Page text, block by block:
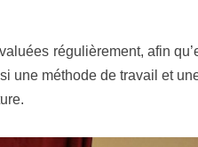
régulièrement, afin
une méthode de travail et